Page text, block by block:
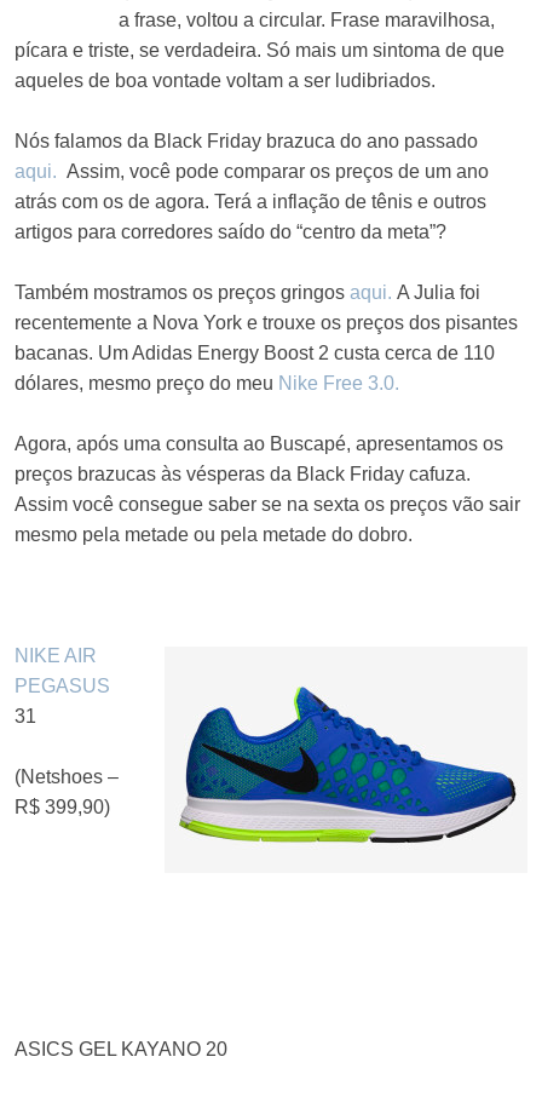
a frase, voltou a circular. Frase maravilhosa,
pícara e triste, se verdadeira. Só mais um sintoma de que
aqueles de boa vontade voltam a ser ludibriados.
Nós falamos da Black Friday brazuca do ano passado
aqui. Assim, você pode comparar os preços de um ano
atrás com os de agora. Terá a inflação de tênis e outros
artigos para corredores saído do “centro da meta”?
Também mostramos os preços gringosaqui. A Julia foi
recentemente a Nova York e trouxe os preços dos pisantes
bacanas. Um Adidas Energy Boost 2 custa cerca de 110
dólares, mesmo preço do meu Nike Free 3.0.
Agora, após uma consulta ao Buscapé, apresentamos os
preços brazucas às vésperas da Black Friday cafuza.
Assim você consegue saber se na sexta os preços vão sair
mesmo pela metade ou pela metade do dobro.
NIKE AIR
PEGASUS
31
(Netshoes –
R$ 399,90)
ASICS GEL KAYANO 20